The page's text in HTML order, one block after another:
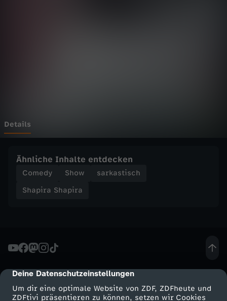
cmp-dialog-description
Deine Datenschutzeinstellungen
Um dir eine optimale Website von ZDF, ZDFheute und
ZDFtivi präsentieren zu können, setzen wir Cookies
r
-
t
t
Details
Ähnliche Inhalte entdecken
Comedy Show
sarkastisch
Shapira Shapira